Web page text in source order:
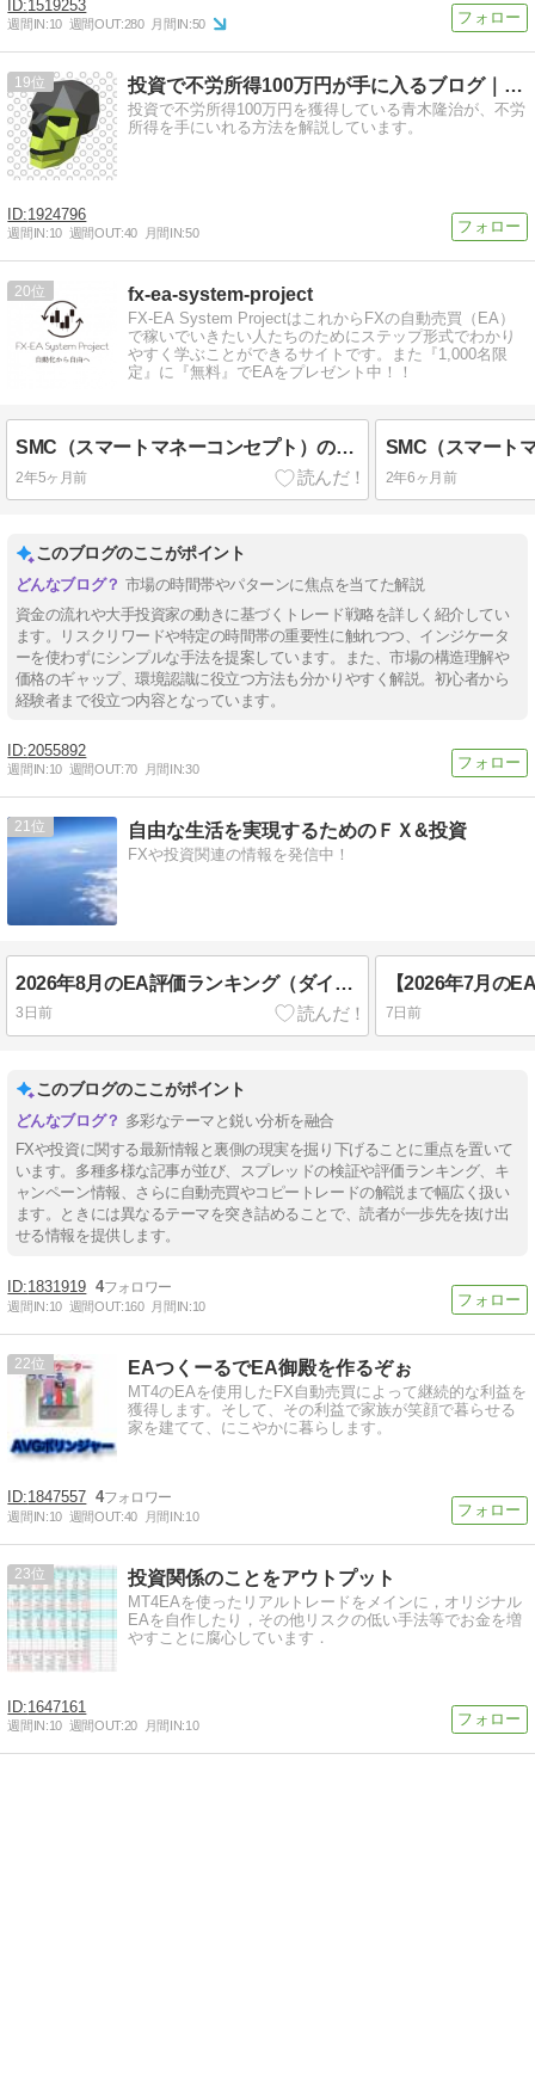
1519253
週間IN:10 週間OUT:280 月間IN:50
19 投資で不労所得100万円が手に入るブログ｜IBカレッジ
投資で不労所得100万円を獲得している青木隆治が、不労
所得を手にいれる方法を解説しています。
1924796
週間IN:10 週間OUT:40 月間IN:50
20 fx-ea-system-project
FX-EA System ProjectはこれからFXの自動売買（EA）
で稼いでいきたい人たちのためにステップ形式でわかり
やすく学ぶことができるサイトです。また『1,000名限
定』に『無料』でEAをプレゼント中！！
SMC（スマートマネーコンセプト）の鉄板トレード手法「Unicorn Model」について徹底解説してみた
2年5ヶ月前 2年6ヶ月前
このブログのここがポイント
市場の時間帯やパターンに焦点を当てた解説
資金の流れや大手投資家の動きに基づくトレード戦略を詳しく紹介してい
ます。リスクリワードや特定の時間帯の重要性に触れつつ、インジケータ
ーを使わずにシンプルな手法を提案しています。また、市場の構造理解や
価格のギャップ、環境認識に役立つ方法も分かりやすく解説。初心者から
経験者まで役立つ内容となっています。
2055892
週間IN:10 週間OUT:70 月間IN:30
21 自由な生活を実現するためのＦＸ&投資
FXや投資関連の情報を発信中！
2026年8月のEA評価ランキング（ダイジェスト版）
3日前 7日前
このブログのここがポイント
多彩なテーマと鋭い分析を融合
FXや投資に関する最新情報と裏側の現実を掘り下げることに重点を置いて
います。多種多様な記事が並び、スプレッドの検証や評価ランキング、キ
ャンペーン情報、さらに自動売買やコピートレードの解説まで幅広く扱い
ます。ときには異なるテーマを突き詰めることで、読者が一歩先を抜け出
せる情報を提供します。
1831919 4
週間IN:10 週間OUT:160 月間IN:10
22 EAつくーるでEA御殿を作るぞぉ
MT4のEAを使用したFX自動売買によって継続的な利益を
獲得します。そして、その利益で家族が笑顔で暮らせる
家を建てて、にこやかに暮らします。
1847557 4
週間IN:10 週間OUT:40 月間IN:10
23 投資関係のことをアウトプット
MT4EAを使ったリアルトレードをメインに，オリジナル
EAを自作したり，その他リスクの低い手法等でお金を増
やすことに腐心しています．
1647161
週間IN:10 週間OUT:20 月間IN:10